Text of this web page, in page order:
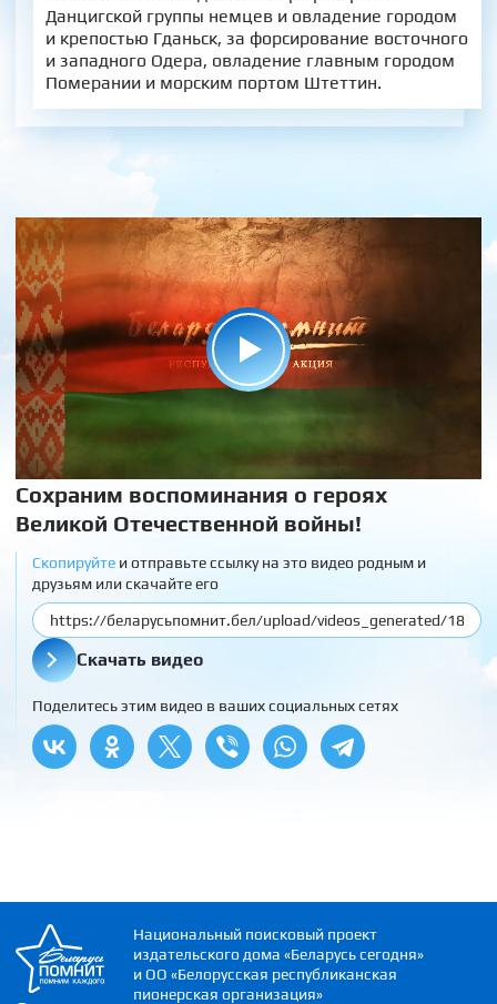
Данцигской группы немцев и овладение городом
и крепостью Гданьск, за форсирование восточного
и западного Одера, овладение главным городом
Померании и морским портом Штеттин.
Сохраним воспоминания о героях
Великой Отечественной войны!
Скопируйтеи отправьте ссылку на это видео родным и
друзьям или скачайте его
Скачать видео
Поделитесь этим видео в ваших социальных сетях
Национальный поисковый проект
издательского дома «Беларусь сегодня»
и ОО «Белорусская республиканская
пионерская организация»